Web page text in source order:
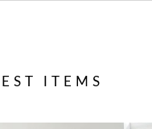
ITEMS